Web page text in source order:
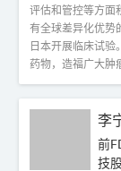
评估和管控等方面
有全球差异化优势
日本开展临床试
药物，造福广大肿
李
前
技